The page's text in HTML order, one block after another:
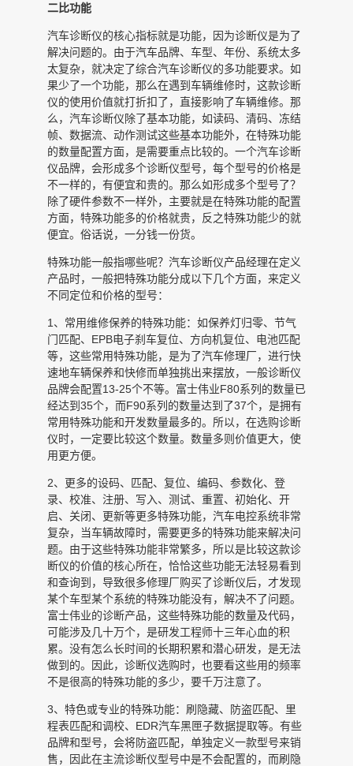
二比功能
汽车诊断仪的核心指标就是功能，因为诊断仪是为了
解决问题的。由于汽车品牌、车型、年份、系统太多
太复杂，就决定了综合汽车诊断仪的多功能要求。如
果少了一个功能，那么在遇到车辆维修时，这款诊断
仪的使用价值就打折扣了，直接影响了车辆维修。那
么，汽车诊断仪除了基本功能，如读码、清码、冻结
帧、数据流、动作测试这些基本功能外，在特殊功能
的数量配置方面，是需要重点比较的。一个汽车诊断
仪品牌，会形成多个诊断仪型号，每个型号的价格是
不一样的，有便宜和贵的。那么如形成多个型号了？
除了硬件参数不一样外，主要就是在特殊功能的配置
方面，特殊功能多的价格就贵，反之特殊功能少的就
便宜。俗话说，一分钱一份货。
特殊功能一般指哪些呢？汽车诊断仪产品经理在定义
产品时，一般把特殊功能分成以下几个方面，来定义
不同定位和价格的型号：
1、常用维修保养的特殊功能：如保养灯归零、节气
门匹配、EPB电子刹车复位、方向机复位、电池匹配
等，这些常用特殊功能，是为了汽车修理厂，进行快
速地车辆保养和快修而单独挑出来摆放，一般诊断仪
品牌会配置13-25个不等。富士伟业F80系列的数量已
经达到35个，而F90系列的数量达到了37个，是拥有
常用特殊功能和开发数量最多的。所以，在选购诊断
仪时，一定要比较这个数量。数量多则价值更大，使
用更方便。
2、更多的设码、匹配、复位、编码、参数化、登
录、校准、注册、写入、测试、重置、初始化、开
启、关闭、更新等更多特殊功能，汽车电控系统非常
复杂，当车辆故障时，需要更多的特殊功能来解决问
题。由于这些特殊功能非常繁多，所以是比较这款诊
断仪的价值的核心所在，恰恰这些功能无法轻易看到
和查询到，导致很多修理厂购买了诊断仪后，才发现
某个车型某个系统的特殊功能没有，解决不了问题。
富士伟业的诊断产品，这些特殊功能的数量及代码，
可能涉及几十万个，是研发工程师十三年心血的积
累。没有怎么长时间的长期积累和潜心研发，是无法
做到的。因此，诊断仪选购时，也要看这些用的频率
不是很高的特殊功能的多少，要千万注意了。
3、特色或专业的特殊功能：刷隐藏、防盗匹配、里
程表匹配和调校、EDR汽车黑匣子数据提取等。有些
品牌和型号，会将防盗匹配，单独定义一款型号来销
售，因此在主流诊断仪型号中是不会配置的，而刷隐